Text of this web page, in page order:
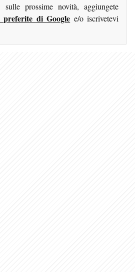
sulle prossime novità, aggiungete
preferite di Google e/o iscrivetevi